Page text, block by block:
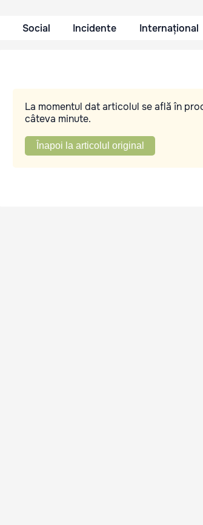
Social Incidente Internațional
La momentul dat articolul se află în
câteva minute.
Înapoi la articolul original